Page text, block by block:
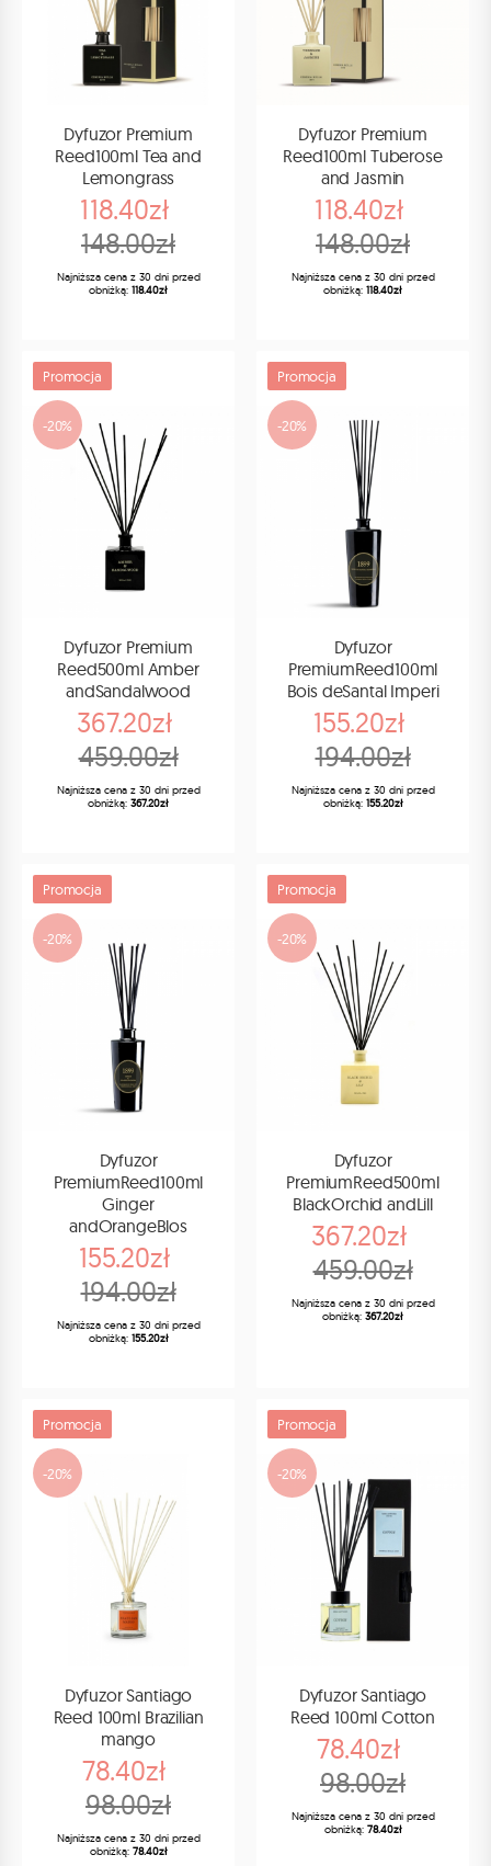
Dyfuzor Premium
Reed100ml Tea and
Lemongrass
118.40zł
148.00zł
Najniższa cena z 30 dni przed
obniżką: 118.40zł
Dyfuzor Premium
Reed100ml Tuberose
and Jasmin
118.40zł
148.00zł
Najniższa cena z 30 dni przed
obniżką: 118.40zł
Promocja
-20%
Dyfuzor Premium
Reed500ml Amber
andSandalwood
367.20zł
459.00zł
Najniższa cena z 30 dni przed
obniżką: 367.20zł
Promocja
-20%
Dyfuzor
PremiumReed100ml
Bois deSantal Imperi
155.20zł
194.00zł
Najniższa cena z 30 dni przed
obniżką: 155.20zł
Promocja
-20%
Dyfuzor
PremiumReed100ml
Ginger
andOrangeBlos
155.20zł
194.00zł
Najniższa cena z 30 dni przed
obniżką: 155.20zł
Promocja
-20%
Dyfuzor
PremiumReed500ml
BlackOrchid andLill
367.20zł
459.00zł
Najniższa cena z 30 dni przed
obniżką: 367.20zł
Promocja
-20%
Dyfuzor Santiago
Reed 100ml Brazilian
mango
78.40zł
98.00zł
Najniższa cena z 30 dni przed
obniżką: 78.40zł
Promocja
-20%
Dyfuzor Santiago
Reed 100ml Cotton
78.40zł
98.00zł
Najniższa cena z 30 dni przed
obniżką: 78.40zł